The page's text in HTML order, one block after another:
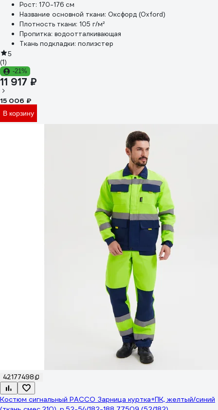
Рост: 170-176 см
Название основной ткани: Оксфорд (Oxford)
Плотность ткани: 105 г/м²
Пропитка: водоотталкивающая
Ткань подкладки: полиэстер
5
(1)
-21%
11 917 ₽
15 006 ₽
В корзину
42177498
Костюм сигнальный РАССО Зарница куртка+ПК, желтый/синий